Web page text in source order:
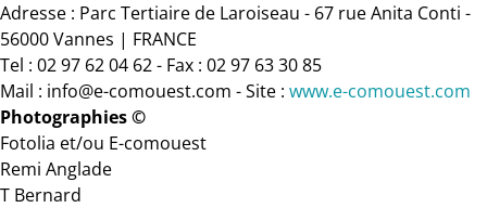
Adresse : Parc Tertiaire de Laroiseau - 67 rue Anita Conti -
56000 Vannes | FRANCE
Tel : 02 97 62 04 62 - Fax : 02 97 63 30 85
Mail : info@e-comouest.com - Site : www.e-comouest.com
Photographies ©
Fotolia et/ou E-comouest
Remi Anglade
T Bernard